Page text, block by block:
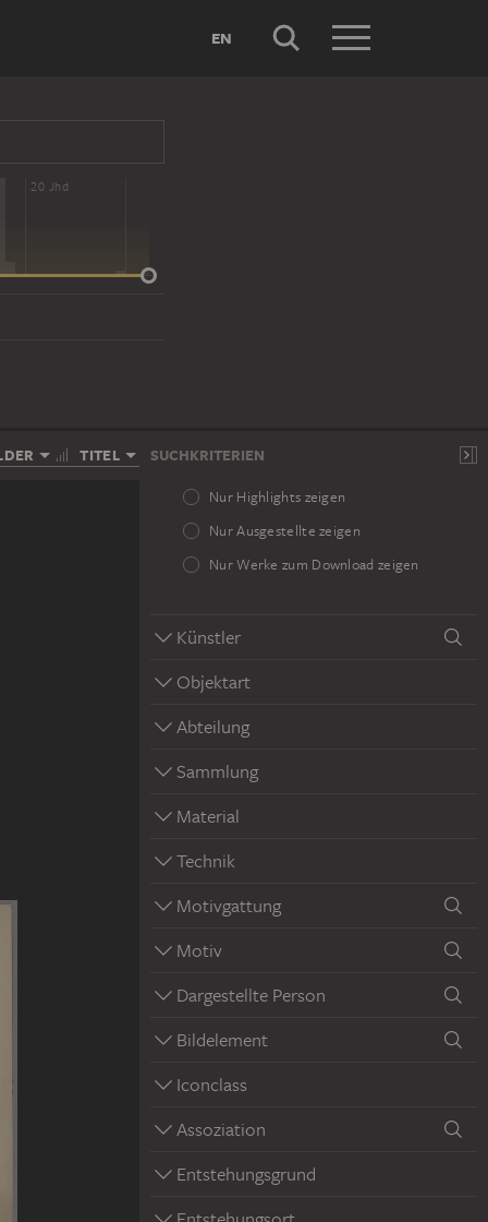
EN
20 Jhd
TITEL SUCHKRITERIEN
Nur Highlights zeigen
Nur Ausgestellte zeigen
Nur Werke zum Download zeigen
Künstler
Objektart
Abteilung
Sammlung
Material
Technik
Motivgattung
Motiv
Dargestellte Person
Bildelement
Iconclass
Assoziation
Entstehungsgrund